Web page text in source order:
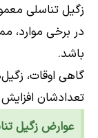
زگیل تناسلی
در برخی موارد،
باشد.
گاهی اوقات،
تعدادشان افزایش
عوارض زگیل